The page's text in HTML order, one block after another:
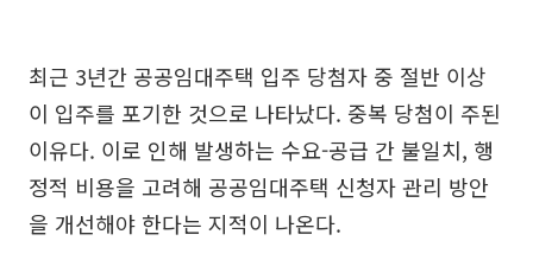
최근 3년간 공공임대주택 입주 당첨자 중 절반 이상
이 입주를 포기한 것으로 나타났다. 중복 당첨이 주된
이유다. 이로 인해 발생하는 수요-공급 간 불일치, 행
정적 비용을 고려해 공공임대주택 신청자 관리 방안
을 개선해야 한다는 지적이 나온다.